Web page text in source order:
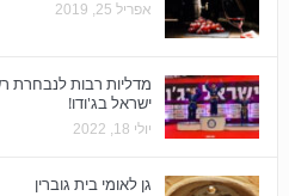
אפריל 25, 2019
מדליות רבות לנבחרת
ישראל בג'ודו!
יולי 18, 2022
גן לאומי בית גוברין